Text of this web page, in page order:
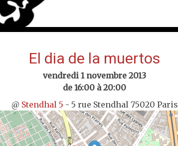
El dia de la muertos
vendredi 1 novembre 2013
de 16:00 à 20:00
@ Stendhal 5 - 5 rue Stendhal 75020 Paris